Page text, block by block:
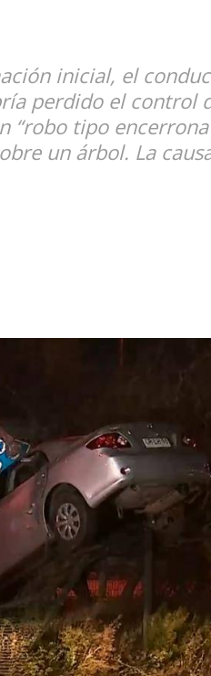
inicial, el
perdido el control
“robo tipo
un árbol. La